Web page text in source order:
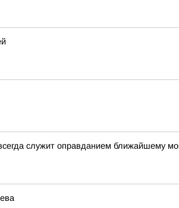
служит оправданием ближайшему